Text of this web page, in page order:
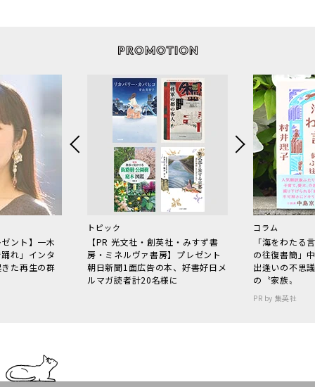
ント】一木
れ」インタ
た再生の群
トピック
【PR 光文社・創英社・みすず書
房・ミネルヴァ書房】プレゼント
朝日新聞1面広告の本、好書好日メ
ルマガ読者計20名様に
コラム
「海をわた
の往復書簡」
出逢いの不思
の〝家族〟
PR by 集英社